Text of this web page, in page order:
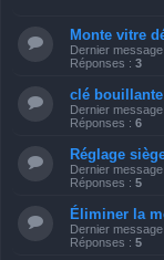
Monte vitre
Dernier
Réponses : 3
clé bouillante
Dernier
Réponses : 6
Réglage
Dernier
Réponses : 5
Éliminer la
Dernier
Réponses : 5